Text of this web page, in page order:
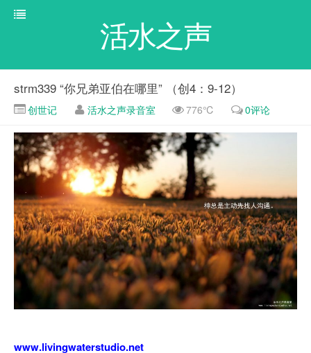
活水之声
strm339 “你兄弟亚伯在哪里” （创4：9-12）
创世记 活水之声录音室 776℃ 0评论
www.livingwaterstudio.net